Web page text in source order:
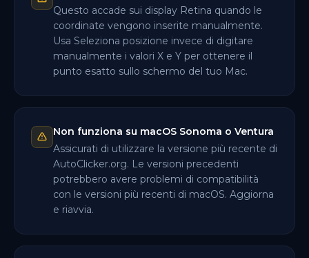
Questo accade sui display Retina quando le
coordinate vengono inserite manualmente.
Usa Seleziona posizione invece di digitare
manualmente i valori X e Y per ottenere il
punto esatto sullo schermo del tuo Mac.
Non funziona su macOS Sonoma o Ventura
Assicurati di utilizzare la versione più recente di
AutoClicker.org. Le versioni precedenti
potrebbero avere problemi di compatibilità
con le versioni più recenti di macOS. Aggiorna
e riavvia.